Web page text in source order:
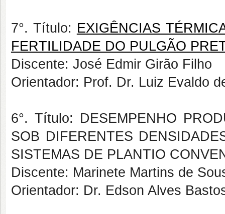
7°. Título: EXIGÊNCIAS
FERTILIDADE DO PULGÃO
Discente: José Edmir Girão Filho
Orientador: Prof. Dr. Luiz Evaldo
6°. Título: DESEMPENHO
SOB DIFERENTES
SISTEMAS DE PLANTIO
Discente: Marinete Martins de
Orientador: Dr. Edson Alves